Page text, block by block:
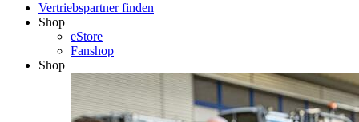
Vertriebspartner finden
Shop
eStore
Fanshop
Shop